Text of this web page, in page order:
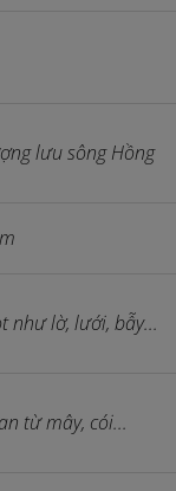
lưu sông Hồng
như lờ, lưới, bẫy...
từ mây, cói...